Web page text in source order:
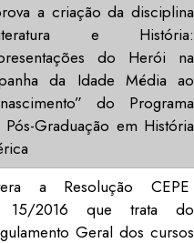
a criação da disciplina
e História:
do Herói na
da Idade Média ao
do Programa
Pós-Graduação em História
a Resolução CEPE
15/2016 que trata do
Geral dos cursos